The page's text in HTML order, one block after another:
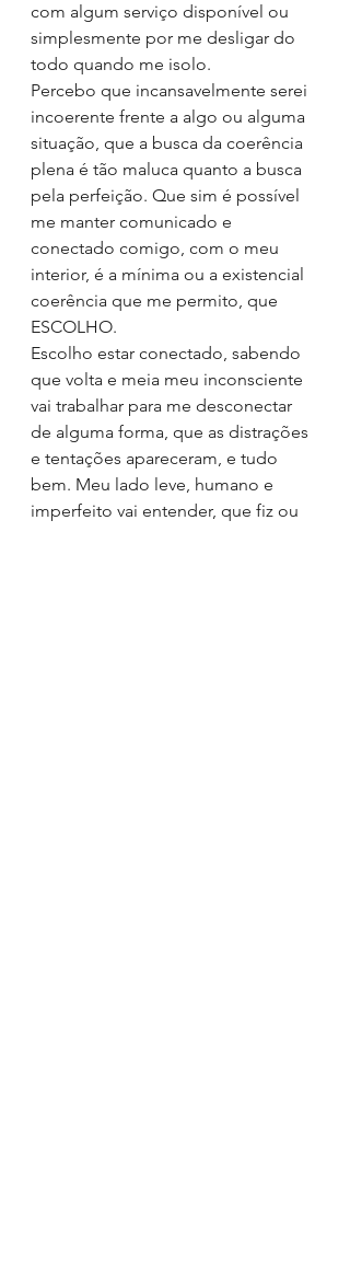
com algum serviço disponível ou
simplesmente por me desligar do
todo quando me isolo.
Percebo que incansavelmente serei
incoerente frente a algo ou alguma
situação, que a busca da coerência
plena é tão maluca quanto a busca
pela perfeição. Que sim é possível
me manter comunicado e
conectado comigo, com o meu
interior, é a mínima ou a existencial
coerência que me permito, que
ESCOLHO.
Escolho estar conectado, sabendo
que volta e meia meu inconsciente
vai trabalhar para me desconectar
de alguma forma, que as distrações
e tentações apareceram, e tudo
bem. Meu lado leve, humano e
imperfeito vai entender, que fiz ou